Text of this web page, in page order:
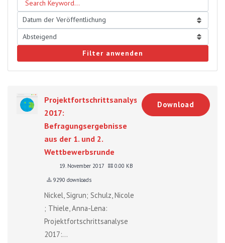
Filter anwenden
Projektfortschrittsanalyse
2017:
Befragungsergebnisse
aus der 1. und 2.
Wettbewerbsrunde
19. November 2017
0.00 KB
9290 downloads
Nickel, Sigrun; Schulz, Nicole
; Thiele, Anna-Lena:
Projektfortschrittsanalyse
2017:...
Download